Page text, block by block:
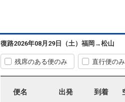
復路2026年08月29日（土） 福岡 →松山
残席のある便のみ 直行便のみ
便名 出発 到着